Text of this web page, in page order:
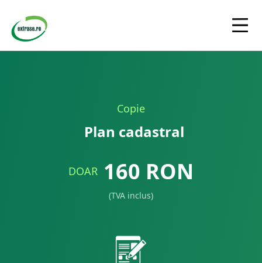
Copie
Plan cadastral
DOAR 160 RON
(TVA inclus)